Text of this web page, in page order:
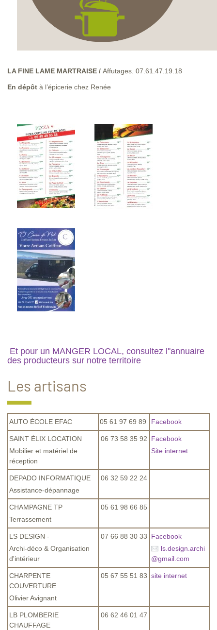
LA FINE LAME MARTRAISE / Affutages. 07.61.47.19.18
En dépôt à l’épicerie chez Renée
Et pour un MANGER LOCAL, consultez l''annuaire
des producteurs sur notre territoire
Les artisans
AUTO ÉCOLE EFAC 05 61 97 69 89 Facebook
SAINT ÉLIX LOCATION
Mobilier et matériel de
réception
06 73 58 35 92
Facebook
Site internet
DEPADO INFORMATIQUE
Assistance-dépannage
06 32 59 22 24
CHAMPAGNE TP
Terrassement
05 61 98 66 85
LS DESIGN -
Archi-déco & Organisation
d'intérieur
07 66 88 30 33
Facebook
ls.design.archi
@gmail.com
CHARPENTE
COUVERTURE.
Olivier Avignant
05 67 55 51 83 site internet
LB PLOMBERIE
CHAUFFAGE
06 62 46 01 47